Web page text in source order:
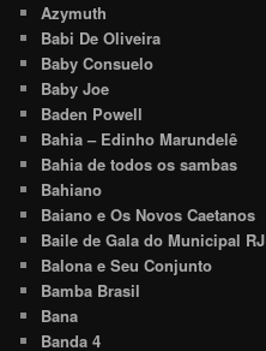
Azymuth
Babi De Oliveira
Baby Consuelo
Baby Joe
Baden Powell
Bahia – Edinho Marundelê
Bahia de todos os sambas
Bahiano
Baiano e Os Novos Caetanos
Baile de Gala do Municipal RJ
Balona e Seu Conjunto
Bamba Brasil
Bana
Banda 4